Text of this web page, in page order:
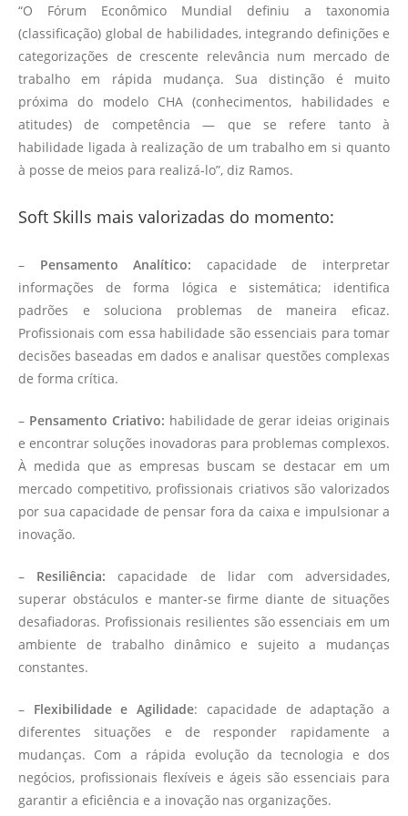
“O Fórum Econômico Mundial definiu a taxonomia
(classificação) global de habilidades, integrando definições e
categorizações de crescente relevância num mercado de
trabalho em rápida mudança. Sua distinção é muito
próxima do modelo CHA (conhecimentos, habilidades e
atitudes) de competência — que se refere tanto à
habilidade ligada à realização de um trabalho em si quanto
à posse de meios para realizá-lo”, diz Ramos.
Soft Skills mais valorizadas do momento:
– Pensamento Analítico: capacidade de interpretar
informações de forma lógica e sistemática; identifica
padrões e soluciona problemas de maneira eficaz.
Profissionais com essa habilidade são essenciais para tomar
decisões baseadas em dados e analisar questões complexas
de forma crítica.
– Pensamento Criativo: habilidade de gerar ideias originais
e encontrar soluções inovadoras para problemas complexos.
À medida que as empresas buscam se destacar em um
mercado competitivo, profissionais criativos são valorizados
por sua capacidade de pensar fora da caixa e impulsionar a
inovação.
– Resiliência: capacidade de lidar com adversidades,
superar obstáculos e manter-se firme diante de situações
desafiadoras. Profissionais resilientes são essenciais em um
ambiente de trabalho dinâmico e sujeito a mudanças
constantes.
– Flexibilidade e Agilidade: capacidade de adaptação a
diferentes situações e de responder rapidamente a
mudanças. Com a rápida evolução da tecnologia e dos
negócios, profissionais flexíveis e ágeis são essenciais para
garantir a eficiência e a inovação nas organizações.